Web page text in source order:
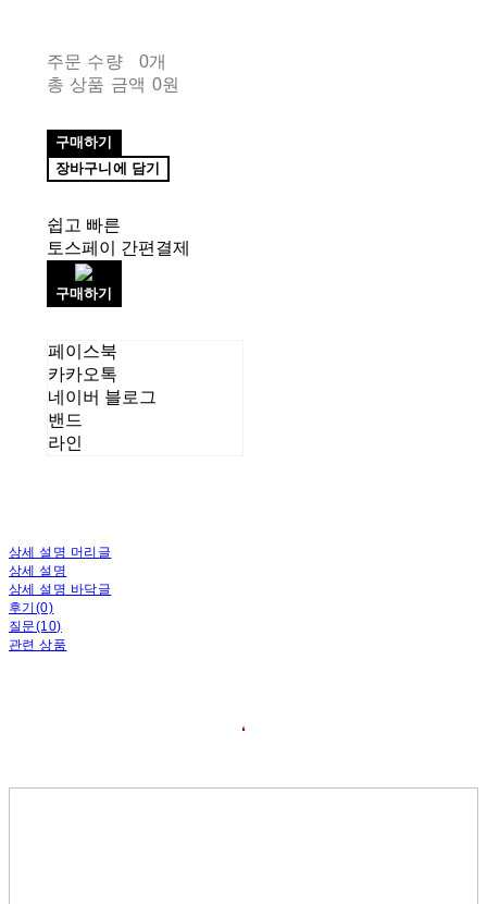
주문 수량
0개
총 상품 금액 0원
구매하기
장바구니에 담기
쉽고 빠른
토스페이 간편결제
구매하기
페이스북
카카오톡
네이버 블로그
밴드
라인
상세 설명 머리글
상세 설명
상세 설명 바닥글
후기(0)
질문(10)
관련 상품
❛